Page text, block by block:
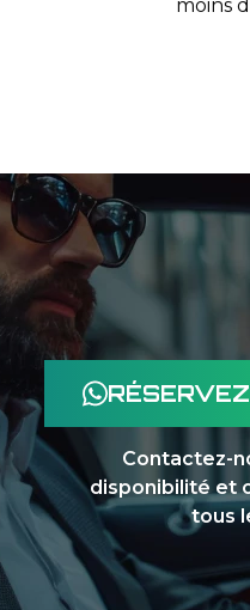
moins
Contactez-
disponibilité et
tous